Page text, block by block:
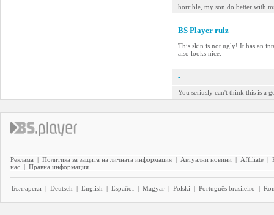
horrible, my son do better with
BS Player rulz
This skin is not ugly! It has an
also looks nice.
-
You seriusly can't think this is a
Реклама | Политика за защита на личната информация | Актуални новини | Affiliate |
нас | Правна информация
Български | Deutsch | English | Español | Magyar | Polski | Português brasileiro |